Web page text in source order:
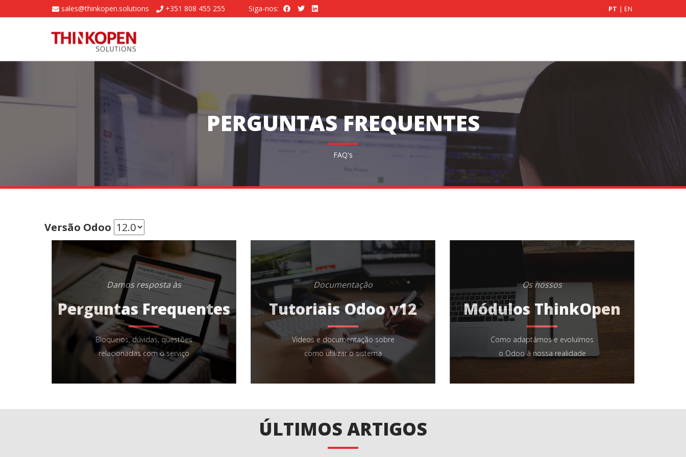
sales@thinkopen.solutions +351 808 455 255 Siga-nos: PT | EN
PERGUNTAS FREQUENTES
FAQ's
Versão Odoo
Damos resposta às
Perguntas Frequentes
Bloqueios, dúvidas, questões
relacionadas com o serviço
Documentação
Tutoriais Odoo v12
Videos e documentação sobre
como utilizar o sistema
Os nossos
Módulos ThinkOpen
Como adaptámos e evoluímos
o Odoo à nossa realidade
ÚLTIMOS ARTIGOS